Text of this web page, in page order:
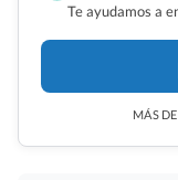
Te ayudamos a
MÁS